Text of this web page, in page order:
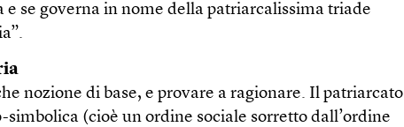
e se governa in nome della patriarcalissima triade
nozione di base, e provare a ragionare. Il patriarcato
simbolica (cioè un ordine sociale sorretto dall’ordine